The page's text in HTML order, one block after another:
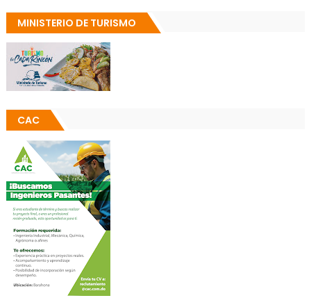
MINISTERIO DE TURISMO
CAC